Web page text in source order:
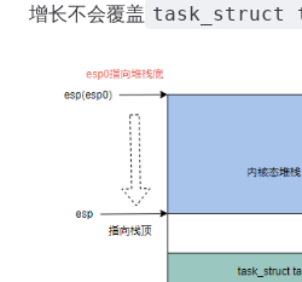
增长不会覆盖 task_struct